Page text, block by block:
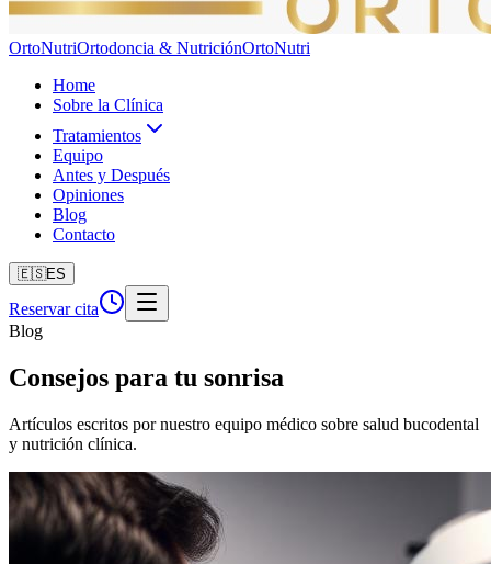
OrtoNutriOrtodoncia & NutriciónOrtoNutri
Home
Sobre la Clínica
Tratamientos
Equipo
Antes y Después
Opiniones
Blog
Contacto
🇪🇸ES
Reservar cita
Blog
Consejos para tu sonrisa
Artículos escritos por nuestro equipo médico sobre salud bucodental
y nutrición clínica.